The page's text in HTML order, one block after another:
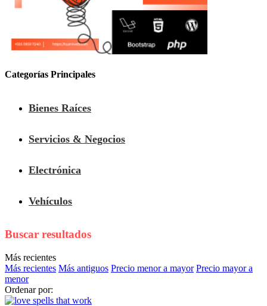
Categorías Principales
Bienes Raíces
Servicios & Negocios
Electrónica
Vehículos
Buscar resultados
Más recientes
Más recientes Más antiguos Precio menor a mayor Precio mayor a
menor
Ordenar por: